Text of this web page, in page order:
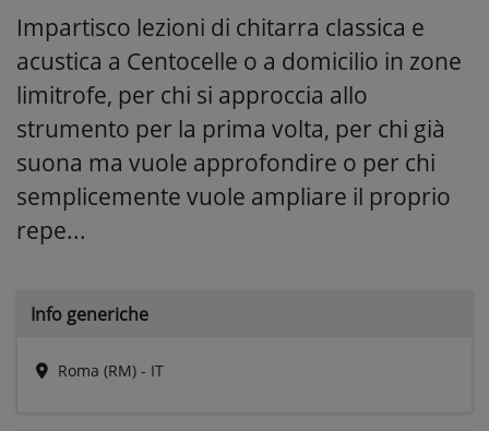
Impartisco lezioni di chitarra classica e
acustica a Centocelle o a domicilio in zone
limitrofe, per chi si approccia allo
strumento per la prima volta, per chi già
suona ma vuole approfondire o per chi
semplicemente vuole ampliare il proprio
repe...
Info generiche
Roma (RM) - IT